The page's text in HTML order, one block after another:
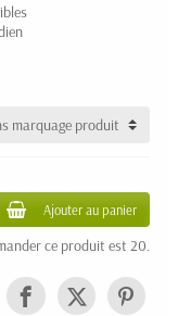
Ajouter au panier
ce produit est 20.